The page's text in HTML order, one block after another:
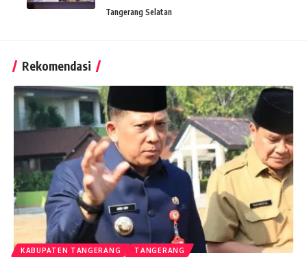
Tangerang Selatan
Rekomendasi
KABUPATEN TANGERANG TANGERANG